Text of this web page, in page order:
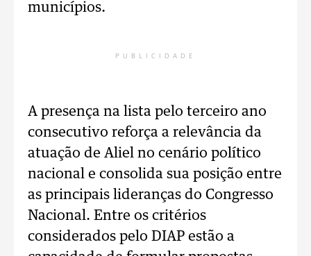
municípios.
PUBLICIDADE
A presença na lista pelo terceiro ano
consecutivo reforça a relevância da
atuação de Aliel no cenário político
nacional e consolida sua posição entre
as principais lideranças do Congresso
Nacional. Entre os critérios
considerados pelo DIAP estão a